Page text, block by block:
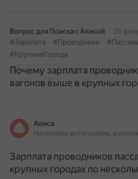
Вопрос для Поиска с Алисой
26
#Зарплата
#Проводники
#КрупныеГорода
Почему зарплата
вагонов выше в крупных
Алиса
Зарплата проводников
крупных городах по